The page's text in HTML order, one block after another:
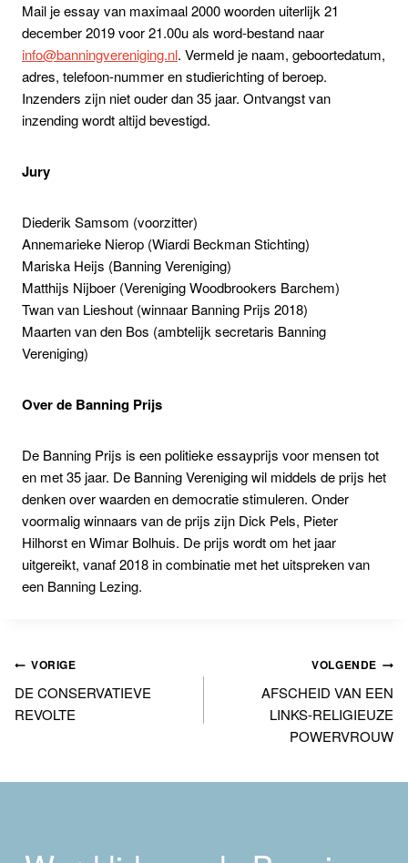
Mail je essay van maximaal 2000 woorden uiterlijk 21
december 2019 voor 21.00u als word-bestand naar
info@banningvereniging.nl. Vermeld je naam, geboortedatum,
adres, telefoon-nummer en studierichting of beroep.
Inzenders zijn niet ouder dan 35 jaar. Ontvangst van
inzending wordt altijd bevestigd.
Jury
Diederik Samsom (voorzitter)
Annemarieke Nierop (Wiardi Beckman Stichting)
Mariska Heijs (Banning Vereniging)
Matthijs Nijboer (Vereniging Woodbrookers Barchem)
Twan van Lieshout (winnaar Banning Prijs 2018)
Maarten van den Bos (ambtelijk secretaris Banning
Vereniging)
Over de Banning Prijs
De Banning Prijs is een politieke essayprijs voor mensen tot
en met 35 jaar. De Banning Vereniging wil middels de prijs het
denken over waarden en democratie stimuleren. Onder
voormalig winnaars van de prijs zijn Dick Pels, Pieter
Hilhorst en Wimar Bolhuis. De prijs wordt om het jaar
uitgereikt, vanaf 2018 in combinatie met het uitspreken van
een Banning Lezing.
Bericht
navigatie
VORIGE
DE CONSERVATIEVE
REVOLTE
VOLGENDE
AFSCHEID VAN EEN
LINKS-RELIGIEUZE
POWERVROUW